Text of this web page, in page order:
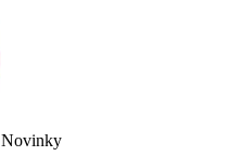
Novinky